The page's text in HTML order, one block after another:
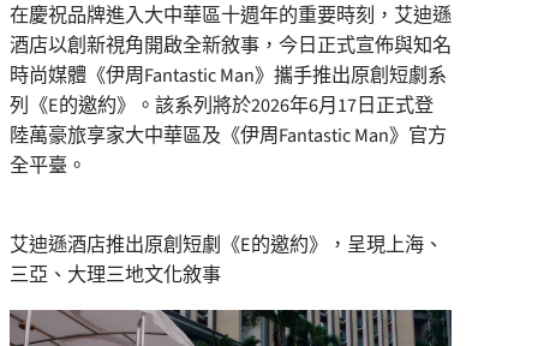
在慶祝品牌進入大中華區十週年的重要時刻，艾迪遜
酒店以創新視角開啟全新敘事，今日正式宣佈與知名
時尚媒體《伊周Fantastic Man》攜手推出原創短劇系
列《E的邀約》。該系列將於2026年6月17日正式登
陸萬豪旅享家大中華區及《伊周Fantastic Man》官方
全平臺。
艾迪遜酒店推出原創短劇《E的邀約》，呈現上海、
三亞、大理三地文化敘事